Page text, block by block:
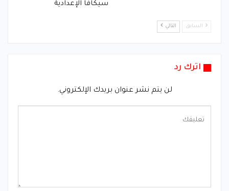
سيكافا الإعدادية
السابق التالي
اترك رد
لن يتم نشر عنوان بريدك الإلكتروني.